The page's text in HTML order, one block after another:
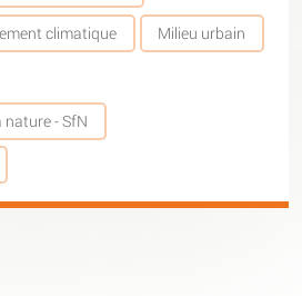
climatique Milieu urbain
- SfN